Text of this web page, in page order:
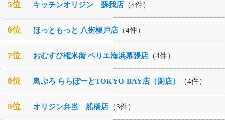
5位 キッチンオリジン 蘇我店 （4件）
6位 ほっともっと 八街榎戸店 （4件）
7位 おむすび権米衛 ペリエ海浜幕張店 （4件）
8位 鳥ぷろ ららぽーとTOKYO-BAY店（閉店） （4件）
9位 オリジン弁当 船橋店 （3件）